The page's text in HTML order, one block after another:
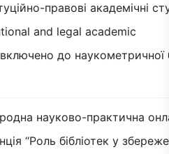
правові академічні
and legal academic
до наукометричної
науково-практична
“Роль бібліотек у